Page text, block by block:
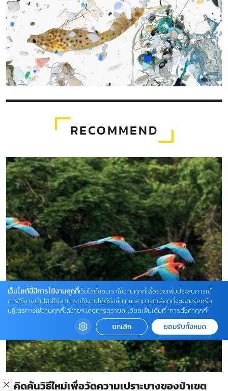
RECOMMEND
คิดค้นวิธีใหม่เพื่อวัดความเปราะบางของป่าเขต
เว็บไซต์นี้มีการใช้งานคุกกี้เว็บไซต์ของเราใช้งานคุกกี้เพื่อช่วยเพิ่มประสบการณ์
การใช้งานเว็บไซต์ให้สามารถใช้งานได้ดียิ่งขึ้น คุณสามารถเลือกที่จะยอมรับหรือ
ปฏิเสธการใช้งานคุกกี้ได้ง่ายๆ โดยการดูรายละเอียดเพิ่มเติมที่ “การตั้งค่าคุกกี้”
ยกเลิก ยอมรับทั้งหมด